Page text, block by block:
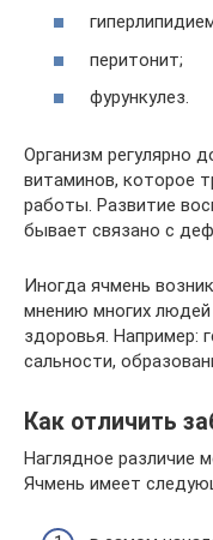
перитонит;
фурункулез.
Организм регулярно
витаминов, которое
работы. Развитие
бывает связано с
Иногда ячмень
мнению многих
здоровья. Например:
сальности,
Как отличить
Наглядное различие
Ячмень имеет